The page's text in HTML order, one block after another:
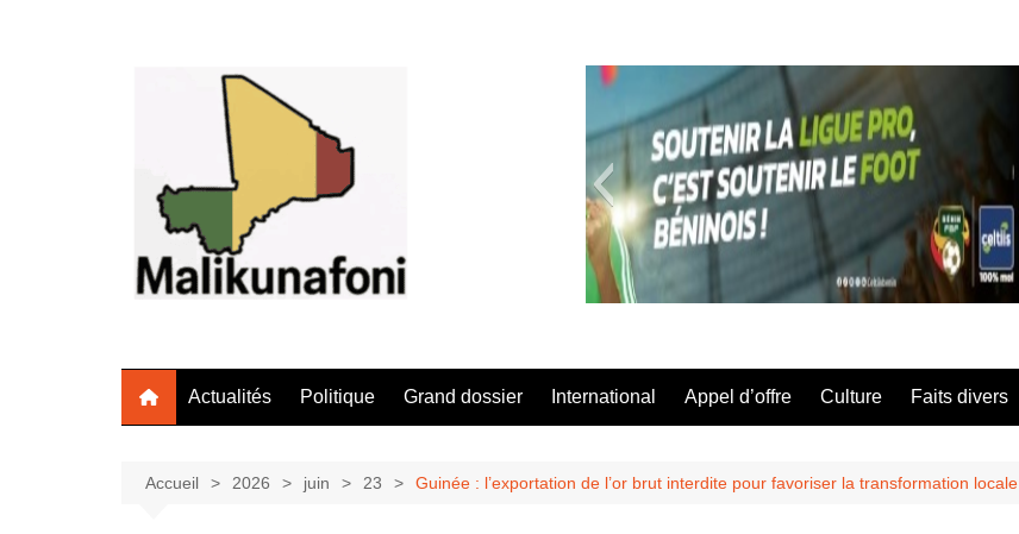
Actualités Politique Grand dossier International Appel d’offre Culture Faits divers
Accueil 2026 juin 23 Guinée : l’exportation de l’or brut interdite pour favoriser la transformation locale